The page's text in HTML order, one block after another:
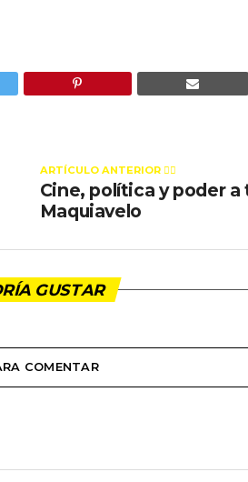
ARTÍCULO ANTERIOR 👉🏻
Cine, política y poder a
Maquiavelo
GUSTAR
COMENTAR